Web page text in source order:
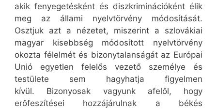
akik fenyegetésként és diszkriminációként élik
meg az állami nyelvtörvény módosítását.
Osztjuk azt a nézetet, miszerint a szlovákiai
magyar kisebbség módosított nyelvtörvény
okozta félelmét és bizonytalanságát az Európai
Unió egyetlen felelős vezető személye és
testülete sem hagyhatja figyelmen
kívül. Bizonyosak vagyunk afelől, hogy
erőfeszítései hozzájárulnak a békés